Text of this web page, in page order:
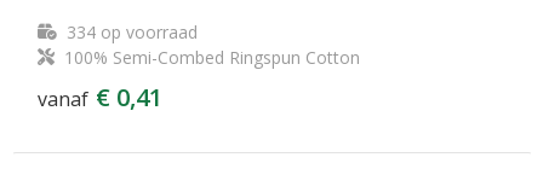
334op voorraad
100% Semi-Combed Ringspun Cotton
vanaf € 0,41